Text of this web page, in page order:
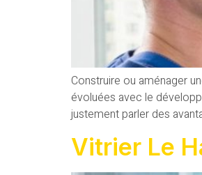
Construire ou aménager
évoluées avec le
justement parler des
Vitrier Le